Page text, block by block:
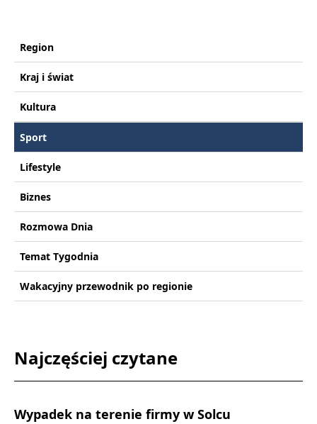
Region
Kraj i świat
Kultura
Sport
Lifestyle
Biznes
Rozmowa Dnia
Temat Tygodnia
Wakacyjny przewodnik po regionie
Najczęściej czytane
Wypadek na terenie firmy w Solcu